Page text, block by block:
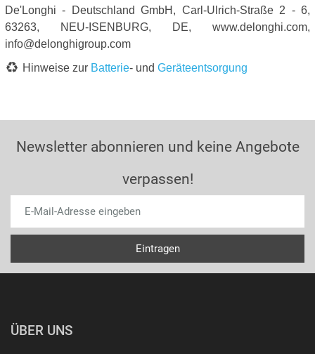
De'Longhi - Deutschland GmbH, Carl-Ulrich-Straße 2 - 6,
63263, NEU-ISENBURG, DE, www.delonghi.com,
info@delonghigroup.com
Hinweise zur Batterie- und Geräteentsorgung
Newsletter abonnieren und keine Angebote
verpassen!
ÜBER UNS